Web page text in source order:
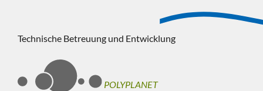
Technische Betreuung und Entwicklung
POLYPLANET